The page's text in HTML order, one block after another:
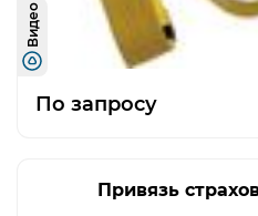
Видео
По запросу
Привязь